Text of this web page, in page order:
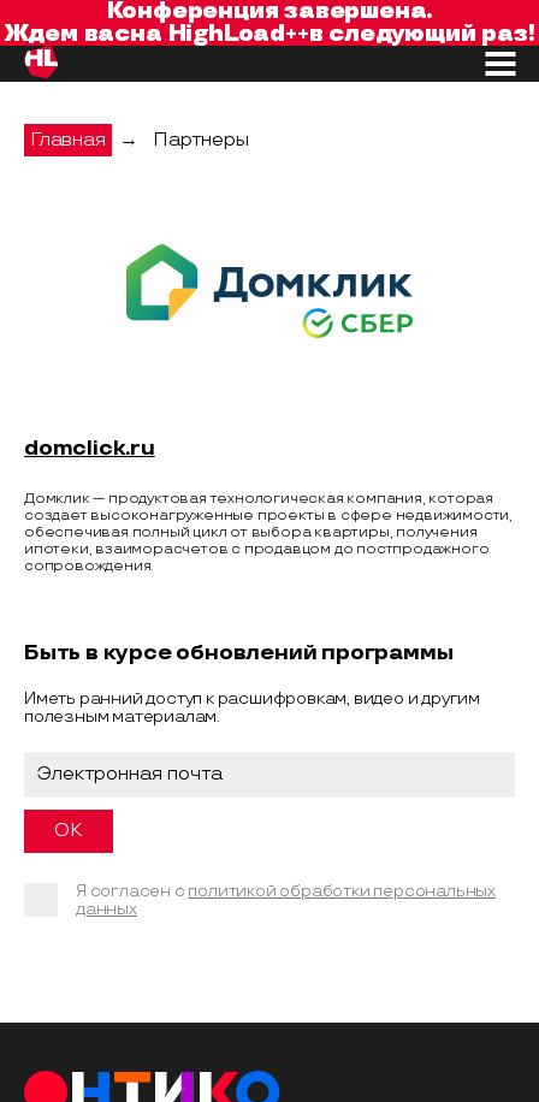
Конференция завершена.
Ждем васна HighLoad++в следующий раз!
Главная → Партнеры
domclick.ru
Домклик — продуктовая технологическая компания, которая
создает высоконагруженные проекты в сфере недвижимости,
обеспечивая полный цикл от выбора квартиры, получения
ипотеки, взаиморасчетов с продавцом до постпродажного
сопровождения.
Быть в курсе обновлений программы
Иметь ранний доступ к расшифровкам, видео и другим
полезным материалам.
Я согласен с политикой обработки персональных
данных